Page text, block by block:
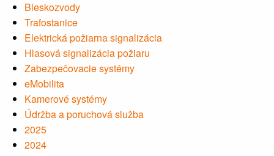
Bleskozvody
Trafostanice
Elektrická požiarna signalizácia
Hlasová signalizácia požiaru
Zabezpečovacie systémy
eMobilita
Kamerové systémy
Údržba a poruchová služba
2025
2024